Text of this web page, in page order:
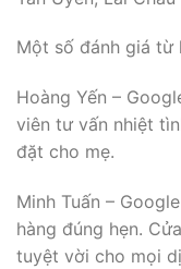
Một số đánh giá từ
Hoàng Yến –
viên tư vấn nhiệt
đặt cho mẹ.
Minh Tuấn –
hàng đúng hẹn.
tuyệt vời cho mọi